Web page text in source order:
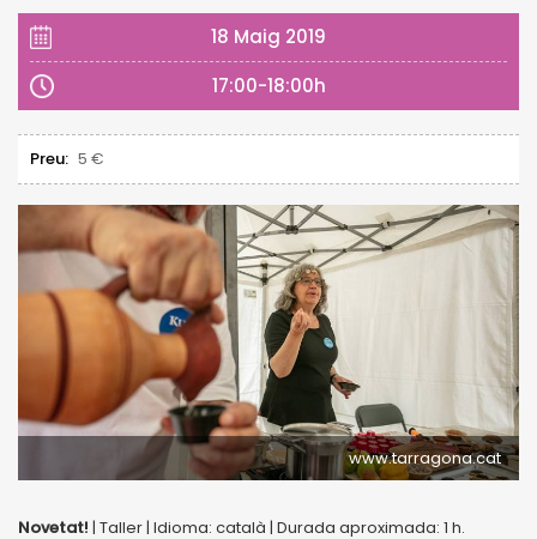
18 Maig 2019
17:00-18:00h
Preu: 5 €
www.tarragona.cat
Novetat! | Taller | Idioma: català | Durada aproximada: 1 h.